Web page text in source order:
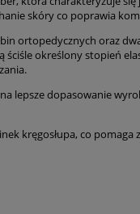
skóry co poprawia
ortopedycznych oraz
określony stopień
lepsze dopasowanie
kręgosłupa, co pomaga